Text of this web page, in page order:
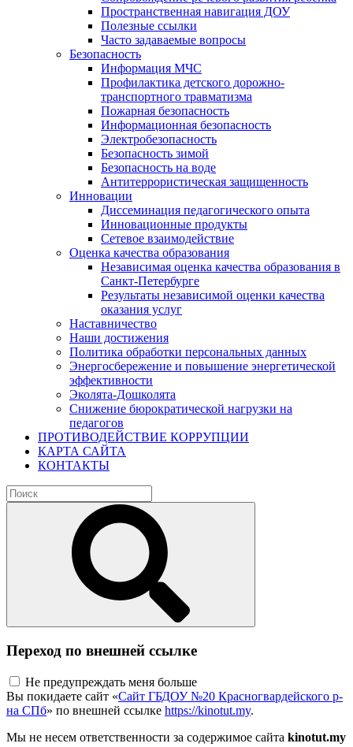
Пространственная навигация ДОУ
Полезные ссылки
Часто задаваемые вопросы
Безопасность
Информация МЧС
Профилактика детского дорожно-
транспортного травматизма
Пожарная безопасность
Информационная безопасность
Электробезопасность
Безопасность зимой
Безопасность на воде
Антитеррористическая защищенность
Инновации
Диссеминация педагогического опыта
Инновационные продукты
Сетевое взаимодействие
Оценка качества образования
Независимая оценка качества образования в
Санкт-Петербурге
Результаты независимой оценки качества
оказания услуг
Наставничество
Наши достижения
Политика обработки персональных данных
Энергосбережение и повышение энергетической
эффективности
Эколята-Дошколята
Снижение бюрократической нагрузки на
педагогов
ПРОТИВОДЕЙСТВИЕ КОРРУПЦИИ
КАРТА САЙТА
КОНТАКТЫ
Переход по внешней ссылке
Не предупреждать меня больше
Вы покидаете сайт «Сайт ГБДОУ №20 Красногвардейского р-
на СПб» по внешней ссылке https://kinotut.my.
Мы не несем ответственности за содержимое сайта kinotut.my